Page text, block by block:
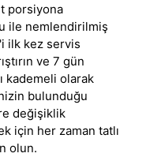
porsiyona
ile nemlendirilmiş
ilk kez servis
ve 7 gün
kademeli olarak
bulunduğu
değişiklik
için her zaman tatlı
olun.